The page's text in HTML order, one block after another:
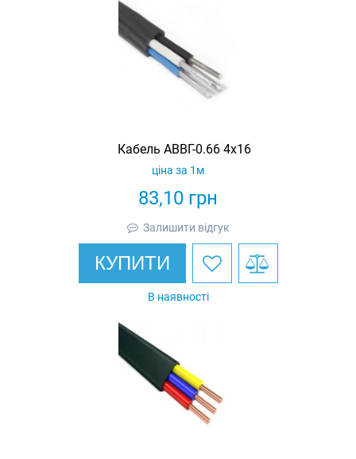
Кабель АВВГ-0.66 4х16
83,10 грн
ціна за 1м
Залишити відгук
КУПИТИ
В наявності